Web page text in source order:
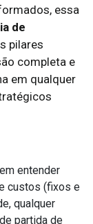
essa
de
pilares
completa e
em qualquer
entender
custos (fixos e
qualquer
partida de